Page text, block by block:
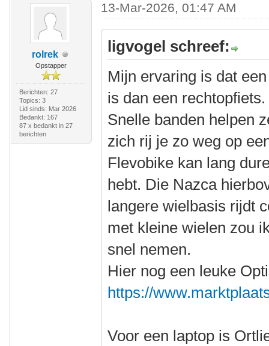
rolrek
Opstapper
Berichten: 27
Topics: 3
Lid sinds: Mar 2026
Bedankt: 167
87 x bedankt in 27
berichten
13-Mar-2026, 01:47 AM
ligvogel schreef:
Mijn ervaring is dat
is dan een
Snelle banden helpen
zich rij je zo weg op
Flevobike kan lang
hebt. Die Nazca
langere wielbasis rijdt
met kleine wielen zou
snel nemen.
Hier nog een leuke
https://
Voor een laptop is